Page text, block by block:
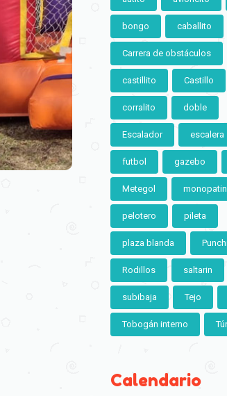
bongo caballito
Carrera de obstáculos
castillito Castillo
corralito doble
Escalador escalera
futbol gazebo
Metegol monopatin
pelotero pileta
plaza blanda
Rodillos saltarin
subibaja Tejo
Tobogán interno
Calendario